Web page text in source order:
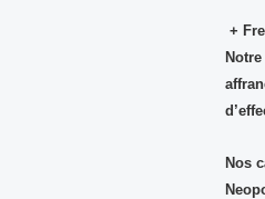
+
Nos